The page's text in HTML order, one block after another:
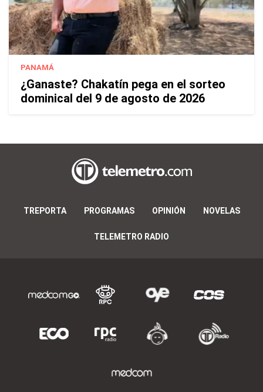
PANAMÁ
¿Ganaste? Chakatín pega en el sorteo
dominical del 9 de agosto de 2026
TREPORTA PROGRAMAS OPINIÓN NOVELAS
TELEMETRO RADIO